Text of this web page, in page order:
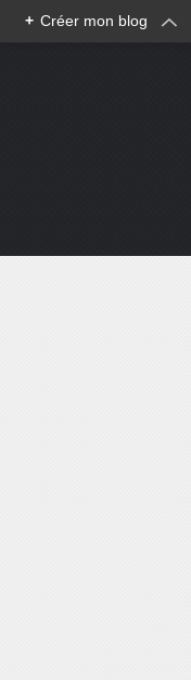
+ Créer mon blog